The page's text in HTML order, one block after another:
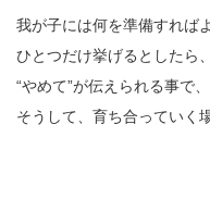
我が子には何を準備すれば
ひとつだけ挙げるとしたら
“やめて”が伝えられる事で
そうして、育ち合っていく